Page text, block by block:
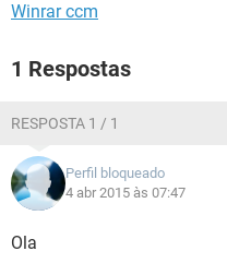
Winrar ccm
1 Respostas
RESPOSTA 1 / 1
Perfil bloqueado
4 abr 2015 às 07:47
Ola